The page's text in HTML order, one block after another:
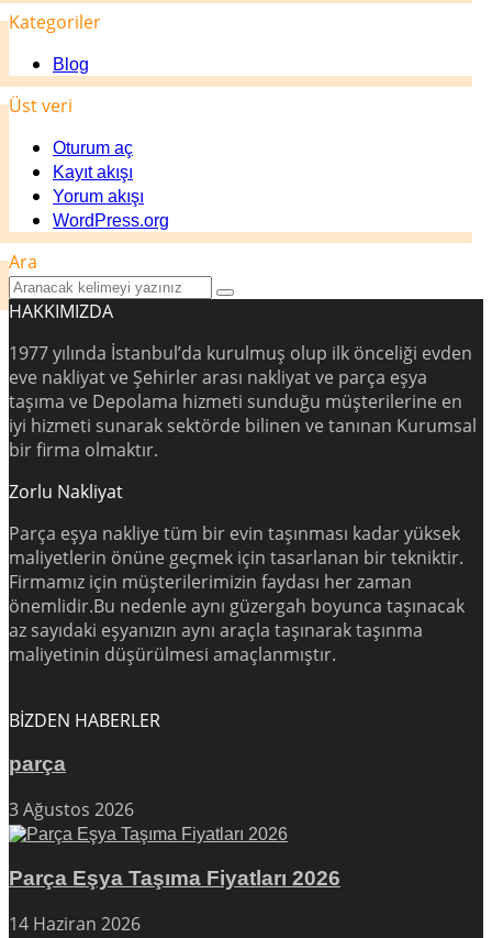
Kategoriler
Blog
Üst veri
Oturum aç
Kayıt akışı
Yorum akışı
WordPress.org
Ara
HAKKIMIZDA
1977 yılında İstanbul’da kurulmuş olup ilk önceliği evden
eve nakliyat ve Şehirler arası nakliyat ve parça eşya
taşıma ve Depolama hizmeti sunduğu müşterilerine en
iyi hizmeti sunarak sektörde bilinen ve tanınan Kurumsal
bir firma olmaktır.
Zorlu Nakliyat
Parça eşya nakliye tüm bir evin taşınması kadar yüksek
maliyetlerin önüne geçmek için tasarlanan bir tekniktir.
Firmamız için müşterilerimizin faydası her zaman
önemlidir.Bu nedenle aynı güzergah boyunca taşınacak
az sayıdaki eşyanızın aynı araçla taşınarak taşınma
maliyetinin düşürülmesi amaçlanmıştır.
BİZDEN HABERLER
parça
3 Ağustos 2026
Parça Eşya Taşıma Fiyatları 2026
14 Haziran 2026